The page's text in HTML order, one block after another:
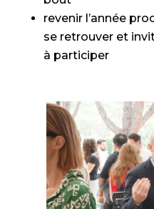
revenir l’année
se retrouver et
à participer